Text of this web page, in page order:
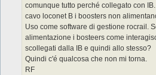
comunque tutto perché collegato con
cavo loconet B i boosters non
Uso come software di gestione rocrail.
alimentazione i bosteers come
scollegati dalla IB e quindi allo stesso?
Quindi c'é qualcosa che non mi torna.
RF